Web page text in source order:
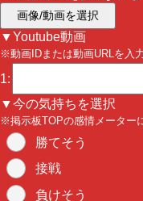
画像/動画を選択
▼Youtube動画
※動画IDまたは動画URLを入力
1:
▼今の気持ちを選択
※掲示板TOPの感情メーター
勝てそう
接戦
負けそう